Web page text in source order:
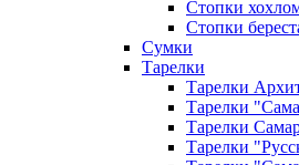
Стопки
Стопки
Сумки
Тарелки
Тарелки
Тарелки
Тарелки
Тарелки